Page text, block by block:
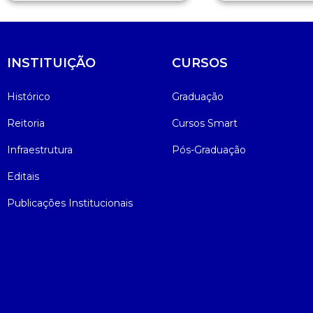
INSTITUIÇÃO
Histórico
Reitoria
Infraestrutura
Editais
Publicações Institucionais
CURSOS
Graduação
Cursos Smart
Pós-Graduação